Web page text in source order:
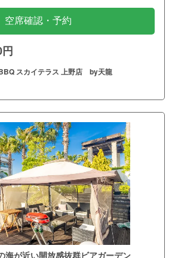
空席確認・予約
スカイテラス 上野店 by天龍
海が近い開放感抜群ビアガーデン